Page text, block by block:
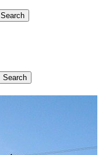
Search
Search